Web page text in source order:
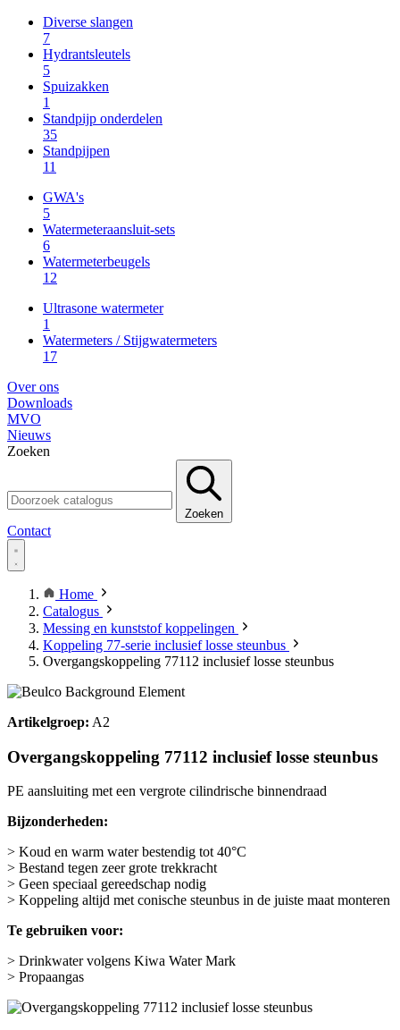
Diverse slangen
7
Hydrantsleutels
5
Spuizakken
1
Standpijp onderdelen
35
Standpijpen
11
GWA's
5
Watermeteraansluit-sets
6
Watermeterbeugels
12
Ultrasone watermeter
1
Watermeters / Stijgwatermeters
17
Over ons
Downloads
MVO
Nieuws
Zoeken
Zoeken
Contact
Home
Catalogus
Messing en kunststof koppelingen
Koppeling 77-serie inclusief losse steunbus
Overgangskoppeling 77112 inclusief losse steunbus
Artikelgroep: A2
Overgangskoppeling 77112 inclusief losse steunbus
PE aansluiting met een vergrote cilindrische binnendraad
Bijzonderheden:
> Koud en warm water bestendig tot 40°C
> Bestand tegen zeer grote trekkracht
> Geen speciaal gereedschap nodig
> Koppeling altijd met conische steunbus in de juiste maat monteren
Te gebruiken voor:
> Drinkwater volgens Kiwa Water Mark
> Propaangas